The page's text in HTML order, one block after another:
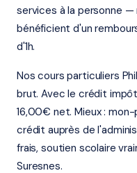
services à la personne —
bénéficient d'un
d'1h.
Nos cours particuliers
brut. Avec le crédit
16,00€ net. Mieux :
crédit auprès de
frais, soutien scolaire
Suresnes.